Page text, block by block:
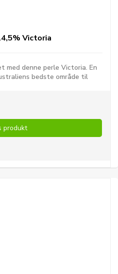
Victoria
med denne perle Victoria. En
bedste område til
produkt